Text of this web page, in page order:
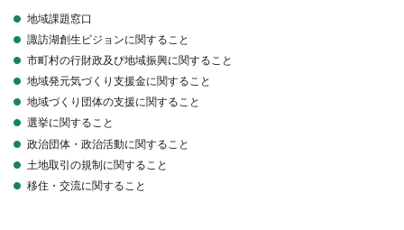
地域課題窓口
諏訪湖創生ビジョンに関すること
市町村の行財政及び地域振興に関すること
地域発元気づくり支援金に関すること
地域づくり団体の支援に関すること
選挙に関すること
政治団体・政治活動に関すること
土地取引の規制に関すること
移住・交流に関すること